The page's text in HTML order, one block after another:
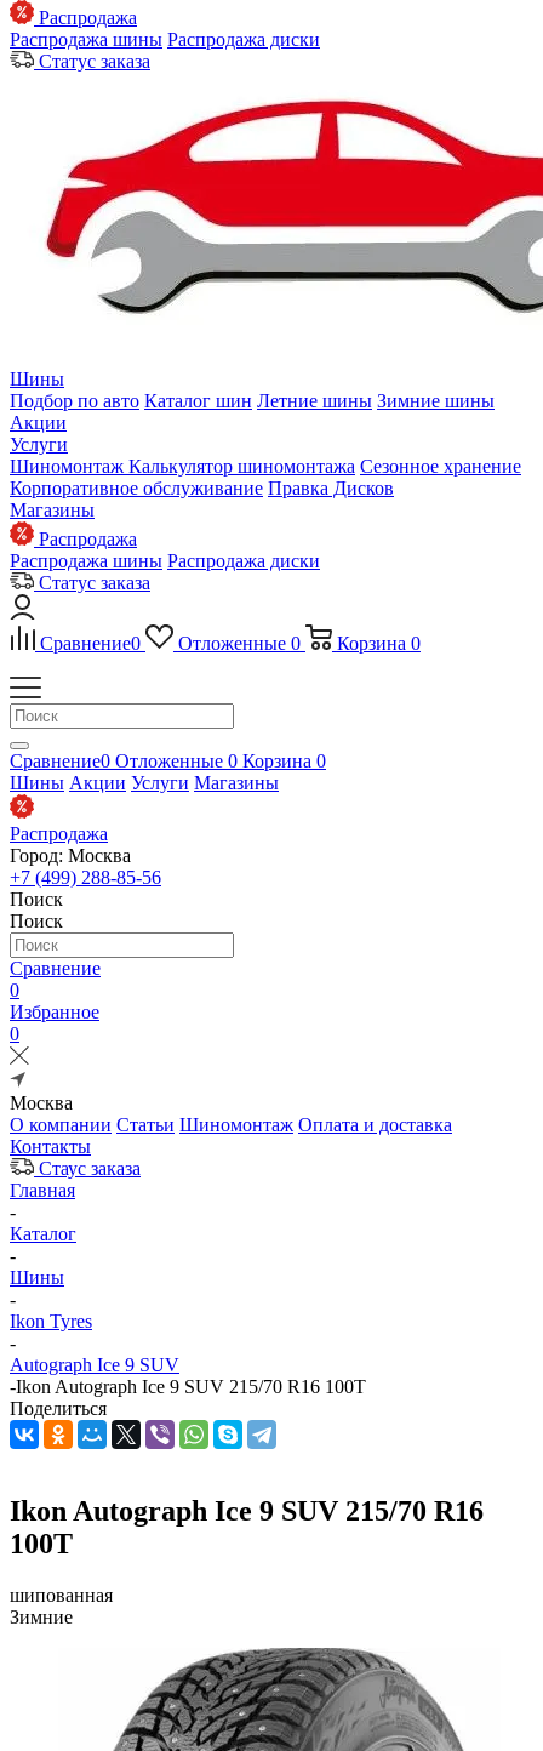
Распродажа
Распродажа шины Распродажа диски
Статус заказа
Шины
Подбор по авто Каталог шин Летние шины Зимние шины
Акции
Услуги
Шиномонтаж Калькулятор шиномонтажа Сезонное хранение
Корпоративное обслуживание Правка Дисков
Магазины
Распродажа
Распродажа шины Распродажа диски
Статус заказа
Сравнение0 Отложенные 0 Корзина 0
Сравнение0 Отложенные 0 Корзина 0
Шины Акции Услуги Магазины
Распродажа
Город: Москва
+7 (499) 288-85-56
Поиск
Поиск
Сравнение
0
Избранное
0
Москва
О компании Статьи Шиномонтаж Оплата и доставка
Контакты
Стаус заказа
Главная
-
Каталог
-
Шины
-
Ikon Tyres
-
Autograph Ice 9 SUV
-Ikon Autograph Ice 9 SUV 215/70 R16 100T
Поделиться
Ikon Autograph Ice 9 SUV 215/70 R16
100T
шипованная
Зимние